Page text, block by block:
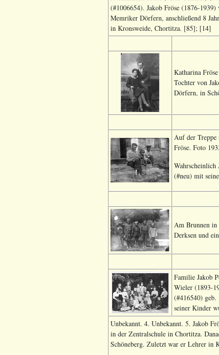
(#1006654). Jakob Fröse (1876-
Memriker Dörfern, anschließend 8
in Kronsweide, Chortitza. [85]; [14]
Katharina
Tochter von
Dörfern, in
Auf der Treppe
Fröse. Foto
Wahrscheinlich
(#neu) mit
Am Brunnen in
Derksen und
Familie Jakob
Wieler (1893-
(#416540)
seiner Kinder
Unbekannt. 4. Unbekannt. 5. Jakob
in der Zentralschule in Chortitza.
Schöneberg. Zuletzt war er Lehrer in